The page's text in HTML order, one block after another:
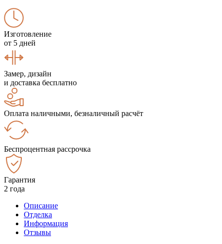
Изготовление
от 5 дней
Замер, дизайн
и доставка бесплатно
Оплата наличными, безналичный расчёт
Беспроцентная рассрочка
Гарантия
2 года
Описание
Отделка
Информация
Отзывы